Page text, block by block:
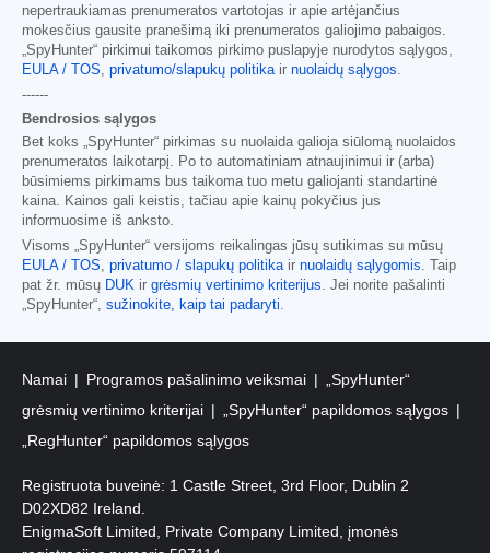
nepertraukiamas prenumeratos vartotojas ir apie artėjančius
mokesčius gausite pranešimą iki prenumeratos galiojimo pabaigos.
„SpyHunter“ pirkimui taikomos pirkimo puslapyje nurodytos sąlygos,
EULA / TOS, privatumo/slapukų politikair nuolaidų sąlygos.
------
Bendrosios sąlygos
Bet koks „SpyHunter“ pirkimas su nuolaida galioja siūlomą nuolaidos
prenumeratos laikotarpį. Po to automatiniam atnaujinimui ir (arba)
būsimiems pirkimams bus taikoma tuo metu galiojanti standartinė
kaina. Kainos gali keistis, tačiau apie kainų pokyčius jus
informuosime iš anksto.
Visoms „SpyHunter“ versijoms reikalingas jūsų sutikimas su mūsų
EULA / TOS, privatumo / slapukų politikair nuolaidų sąlygomis. Taip
pat žr. mūsų DUK ir grėsmių vertinimo kriterijus. Jei norite pašalinti
„SpyHunter“, sužinokite, kaip tai padaryti.
Namai Programos pašalinimo veiksmai
„SpyHunter“
grėsmių vertinimo kriterijai
„SpyHunter“ papildomos sąlygos
„RegHunter“ papildomos sąlygos
Registruota buveinė: 1 Castle Street, 3rd Floor, Dublin 2
D02XD82 Ireland.
EnigmaSoft Limited, Private Company Limited, įmonės